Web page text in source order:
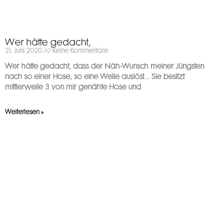
Wer hätte gedacht,
21. Juni 2020 Keine Kommentare
Wer hätte gedacht, dass der Näh-Wunsch meiner Jüngsten
nach so einer Hose, so eine Welle auslöst… Sie besitzt
mittlerweile 3 von mir genähte Hose und
Weiterlesen »